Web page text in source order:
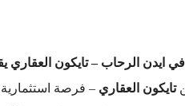
ايدن الرحاب – تايكون العقاري
تايكون العقاري – فرصة